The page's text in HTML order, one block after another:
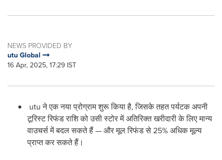
NEWS PROVIDED BY
utu Global
16 Apr, 2025, 17:29 IST
utu ने एक नया प्रोग्राम शुरू किया है, जिसके तहत पर्यटक अपनी
टूरिस्ट रिफंड राशि को उसी स्टोर में अतिरिक्त खरीदारी के लिए मान्य
वाउचर्स में बदल सकते हैं — और मूल रिफंड से 25% अधिक मूल्य
प्राप्त कर सकते हैं।